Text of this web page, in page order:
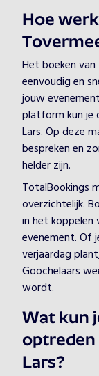
Hoe
Het boeken
eenvoudig en
jouw
platform kun je
Lars. Op deze
bespreken en
helder zijn.
TotalBookings
overzichtelijk.
in het
evenement. Of
verjaardag
Goochelaars
wordt.
Wat kun
optreden
Lars?